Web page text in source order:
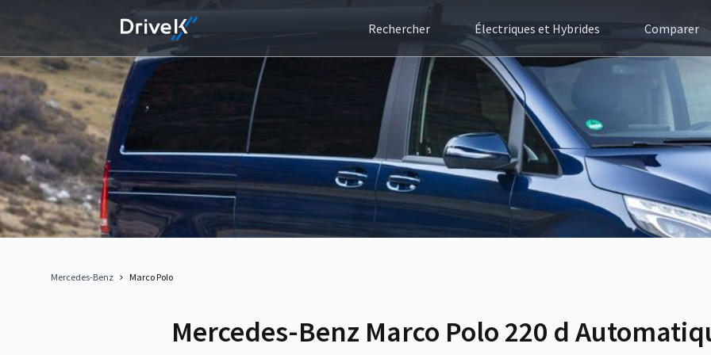
Rechercher Électriques et Hybrides Comparer
Mercedes-Benz Marco Polo
Mercedes-Benz Marco Polo 220 d